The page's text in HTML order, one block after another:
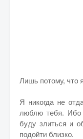
Лишь потому,
Я никогда не
люблю тебя. Ибо
буду злиться и
подойти близко.